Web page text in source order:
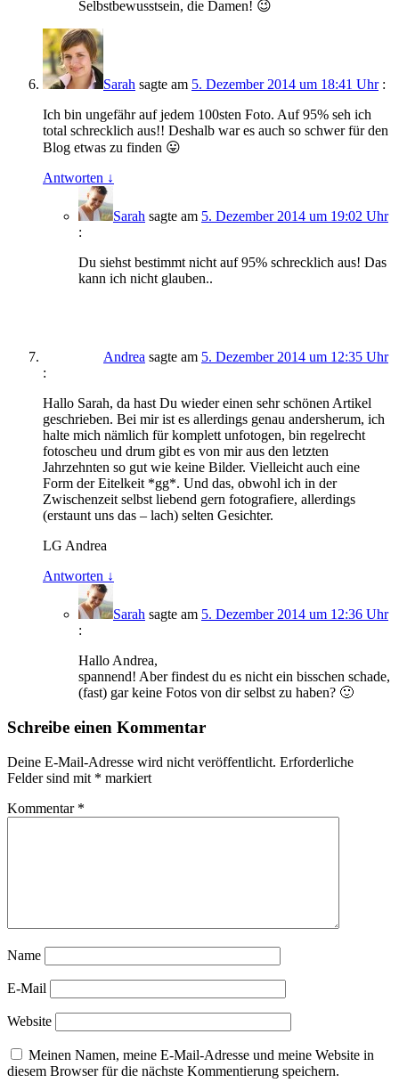
Selbstbewusstsein, die Damen! 😉
Sarah sagte am 5. Dezember 2014 um 18:41 Uhr :
Ich bin ungefähr auf jedem 100sten Foto. Auf 95% seh ich
total schrecklich aus!! Deshalb war es auch so schwer für den
Blog etwas zu finden 😛
Antworten ↓
Sarah sagte am 5. Dezember 2014 um 19:02 Uhr
:
Du siehst bestimmt nicht auf 95% schrecklich aus! Das
kann ich nicht glauben..
Andrea sagte am 5. Dezember 2014 um 12:35 Uhr
:
Hallo Sarah, da hast Du wieder einen sehr schönen Artikel
geschrieben. Bei mir ist es allerdings genau andersherum, ich
halte mich nämlich für komplett unfotogen, bin regelrecht
fotoscheu und drum gibt es von mir aus den letzten
Jahrzehnten so gut wie keine Bilder. Vielleicht auch eine
Form der Eitelkeit *gg*. Und das, obwohl ich in der
Zwischenzeit selbst liebend gern fotografiere, allerdings
(erstaunt uns das – lach) selten Gesichter.
LG Andrea
Antworten ↓
Sarah sagte am 5. Dezember 2014 um 12:36 Uhr
:
Hallo Andrea,
spannend! Aber findest du es nicht ein bisschen schade,
(fast) gar keine Fotos von dir selbst zu haben? 🙂
Schreibe einen Kommentar
Deine E-Mail-Adresse wird nicht veröffentlicht. Erforderliche
Felder sind mit * markiert
Kommentar *
Name
E-Mail
Website
Meinen Namen, meine E-Mail-Adresse und meine Website in
diesem Browser für die nächste Kommentierung speichern.